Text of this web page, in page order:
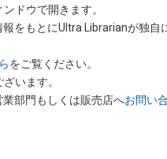
ドウで開きます。
をもとにUltra Librarianが独
をご覧ください。
います。
部門もしくは販売店へお問い